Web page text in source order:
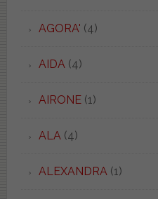
AGORA' (4)
AIDA(4)
AIRONE(1)
ALA(4)
ALEXANDRA(1)